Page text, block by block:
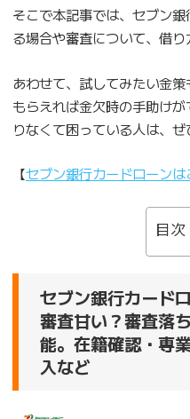
そこで本記事では、セブン
る場合や審査について、借り
あわせて、試してみたい金
もらえれば金欠時の手助け
りなくて困っている人は、ぜ
【セブン銀行カードローンは
目次
セブン銀行カード
審査甘い？審査落
能。在籍確認・専
入など